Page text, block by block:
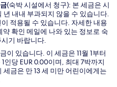
(숙박 시설에서 청구): 본 세금은 시
년 내내 부과되지 않을 수 있습니다.
적용될 수 있습니다. 자세한 내용
약 확인 메일에 나와 있는 정보로 숙
기 바랍니다.
이 있습니다. 이 세금은 11월 1부터
인당 EUR 0.00이며, 최대 7박까지
세금은 만 13 세 미만 어린이에게는